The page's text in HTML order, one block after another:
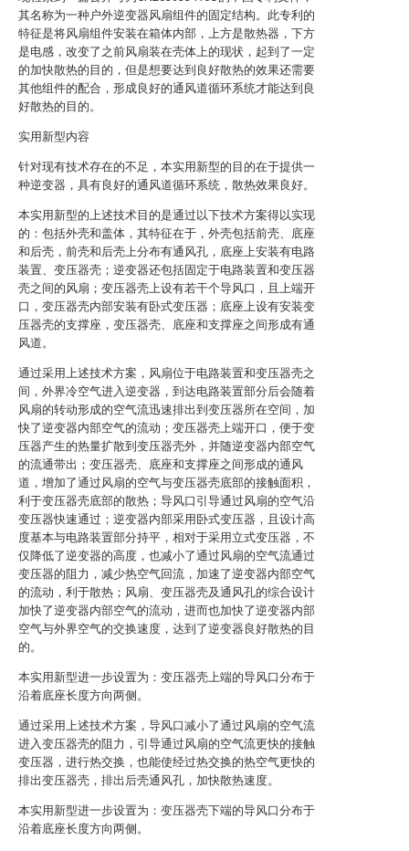
其名称为一种户外逆变器风扇组件的固定结构。此专利的
特征是将风扇组件安装在箱体内部，上方是散热器，下方
是电感，改变了之前风扇装在壳体上的现状，起到了一定
的加快散热的目的，但是想要达到良好散热的效果还需要
其他组件的配合，形成良好的通风道循环系统才能达到良
好散热的目的。
实用新型内容
针对现有技术存在的不足，本实用新型的目的在于提供一
种逆变器，具有良好的通风道循环系统，散热效果良好。
本实用新型的上述技术目的是通过以下技术方案得以实现
的：包括外壳和盖体，其特征在于，外壳包括前壳、底座
和后壳，前壳和后壳上分布有通风孔，底座上安装有电路
装置、变压器壳；逆变器还包括固定于电路装置和变压器
壳之间的风扇；变压器壳上设有若干个导风口，且上端开
口，变压器壳内部安装有卧式变压器；底座上设有安装变
压器壳的支撑座，变压器壳、底座和支撑座之间形成有通
风道。
通过采用上述技术方案，风扇位于电路装置和变压器壳之
间，外界冷空气进入逆变器，到达电路装置部分后会随着
风扇的转动形成的空气流迅速排出到变压器所在空间，加
快了逆变器内部空气的流动；变压器壳上端开口，便于变
压器产生的热量扩散到变压器壳外，并随逆变器内部空气
的流通带出；变压器壳、底座和支撑座之间形成的通风
道，增加了通过风扇的空气与变压器壳底部的接触面积，
利于变压器壳底部的散热；导风口引导通过风扇的空气沿
变压器快速通过；逆变器内部采用卧式变压器，且设计高
度基本与电路装置部分持平，相对于采用立式变压器，不
仅降低了逆变器的高度，也减小了通过风扇的空气流通过
变压器的阻力，减少热空气回流，加速了逆变器内部空气
的流动，利于散热；风扇、变压器壳及通风孔的综合设计
加快了逆变器内部空气的流动，进而也加快了逆变器内部
空气与外界空气的交换速度，达到了逆变器良好散热的目
的。
本实用新型进一步设置为：变压器壳上端的导风口分布于
沿着底座长度方向两侧。
通过采用上述技术方案，导风口减小了通过风扇的空气流
进入变压器壳的阻力，引导通过风扇的空气流更快的接触
变压器，进行热交换，也能使经过热交换的热空气更快的
排出变压器壳，排出后壳通风孔，加快散热速度。
本实用新型进一步设置为：变压器壳下端的导风口分布于
沿着底座长度方向两侧。